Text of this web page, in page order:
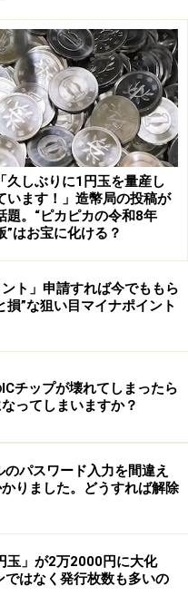
マと対峙した「体
グコースにもクマは出没す
いうほどでもない足和田
1人だけでやや早足で
で立ち止まった。こち
数メートル先でこちらを
だった。
に、これまで山でクマと
ュアルが頭を駆けめぐ
後ろを向いて駆け出した
はいけない。少しずつ
げながら、襲いかかって
かを考えつつ身構えて
「久しぶりに1円玉を量産し
います！」造幣局の投稿が
題。“ピカピカの令和8年
”はお宝に化ける？
ト」申請すれば今でももら
損”な狙い目マイナポイント
チップが壊れてしまったら
なってしまいますか？
パスワード入力を間違え
りました。どうすれば解除
玉」が2万2000円に大化
ではなく発行枚数も多いの